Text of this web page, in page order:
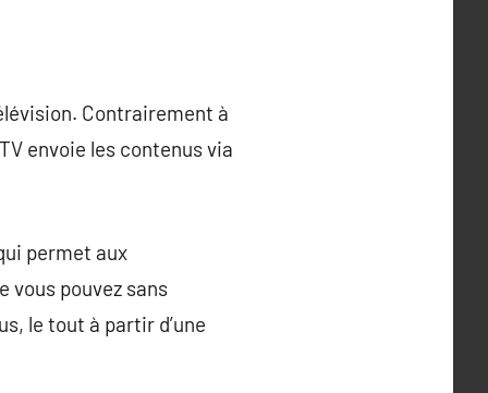
Contrairement à
envoie les contenus via
permet aux
vous pouvez sans
le tout à partir d’une